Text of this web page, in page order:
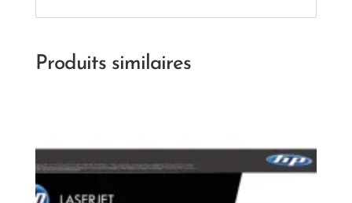
Produits similaires